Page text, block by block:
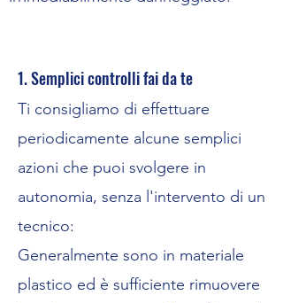
1. Semplici controlli fai da te
Ti consigliamo di effettuare
periodicamente alcune semplici
azioni che puoi svolgere in
autonomia, senza l'intervento di un
tecnico:
Generalmente sono in materiale
plastico ed è sufficiente rimuovere